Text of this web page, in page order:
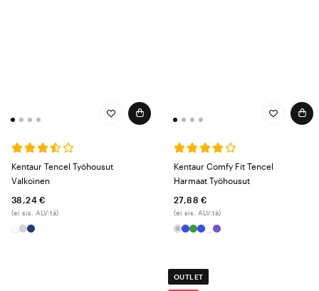
Kentaur Tencel Työhousut
Valkoinen
38,24 €
(ei sis. ALV:tä)
Kentaur Comfy Fit Tencel
Harmaat Työhousut
27,88 €
(ei sis. ALV:tä)
OUTLET